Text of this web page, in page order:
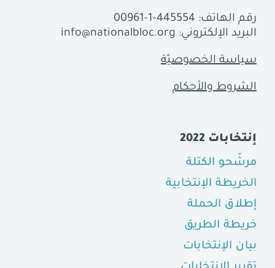
رقم الهاتف: 00961-1-445554
البريد الإلكتروني: info@nationalbloc.org
سياسة الخصوصيّة
الشروط والأحكام
إنتخابات 2022
مرشّحو الكتلة
الخريطة الإنتخابية
إطلاق الحملة
خريطة الطريق
بيان الإنتخابات